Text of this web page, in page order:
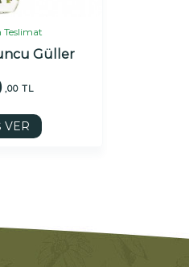
Teslimat
Güller
,00 TL
VER